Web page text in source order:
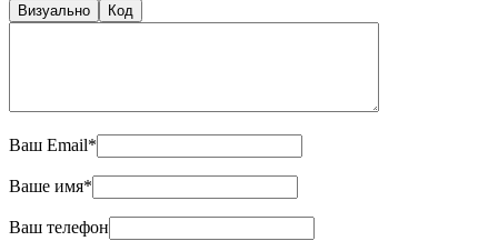
Визуально Код
Ваш Email*
Ваше имя*
Ваш телефон